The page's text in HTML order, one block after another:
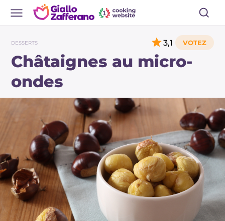
DESSERTS
Châtaignes au micro-
ondes
3,1